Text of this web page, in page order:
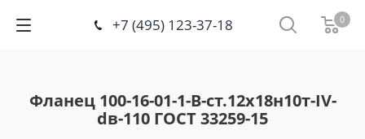
+7 (495) 123-37-18 0
Фланец 100-16-01-1-B-ст.12х18н10т-IV-
dв-110 ГОСТ 33259-15